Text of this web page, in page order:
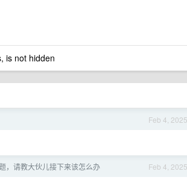
is not hidden
Feb 4, 2025
Feb 4, 2025
，请教大伙儿接下来该怎么办